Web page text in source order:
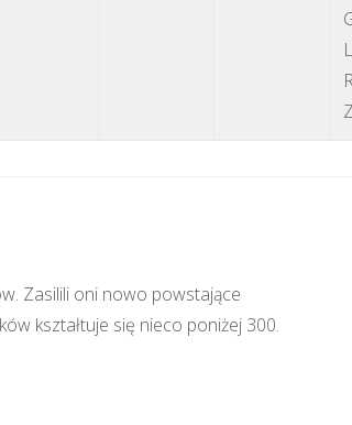
Zasilili oni nowo powstające
kształtuje się nieco poniżej 300.